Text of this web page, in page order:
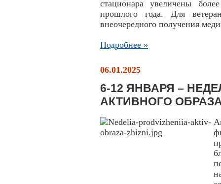
стационара увеличены
прошлого года. Для
внеочередного получения
Подробнее »
06.01.2025
6-12 ЯНВАРЯ –
АКТИВНОГО